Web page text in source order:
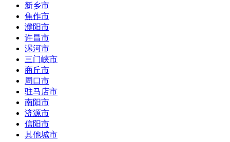
新乡市
焦作市
濮阳市
许昌市
漯河市
三门峡市
商丘市
周口市
驻马店市
南阳市
济源市
信阳市
其他城市